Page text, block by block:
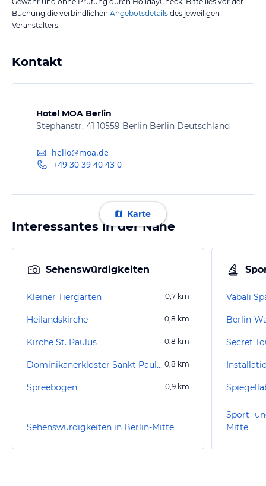
Buchung die verbindlichen Angebotsdetails des jeweiligen
Veranstalters.
Kontakt
Hotel MOA Berlin
Stephanstr. 41 10559 Berlin Berlin Deutschland
hello@moa.de
+49 30 39 40 43 0
Karte
Interessantes in der Nähe
Sehenswürdigkeiten
Kleiner Tiergarten 0,7 km
Heilandskirche 0,8 km
Kirche St. Paulus 0,8 km
Dominikanerkloster Sankt Paulus 0,8 km
Spreebogen 0,9 km
Sehenswürdigkeiten in Berlin-Mitte
Vabali
Berlin-
Secret
Sport-
Mitte